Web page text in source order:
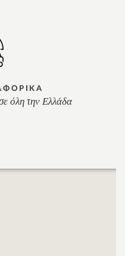
όλη την Ελλάδα